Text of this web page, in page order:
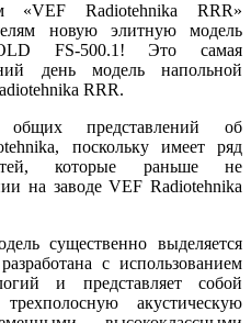
«VEF Radiotehnika RRR»
новую элитную модель
FS-500.1! Это самая
день модель напольной
RRR.
представлений об
поскольку имеет ряд
которые раньше не
на заводе VEF Radiotehnika
существенно выделяется
с использованием
и представляет собой
акустическую